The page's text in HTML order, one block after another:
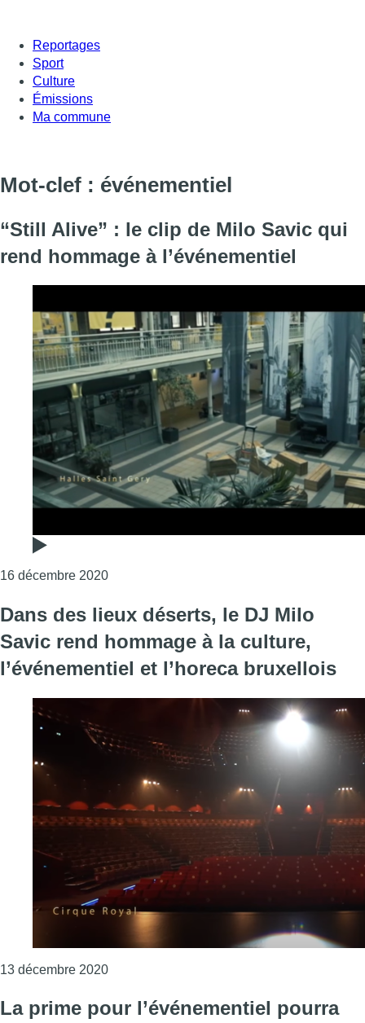
Reportages
Sport
Culture
Émissions
Ma commune
Mot-clef : événementiel
“Still Alive” : le clip de Milo Savic qui
rend hommage à l’événementiel
16 décembre 2020Consulter l'article "“Still Alive” : le clip de
Dans des lieux déserts, le DJ Milo
Savic rend hommage à la culture,
l’événementiel et l’horeca bruxellois
13 décembre 2020Consulter l'article "Dans des lieux déserts,
La prime pour l’événementiel pourra